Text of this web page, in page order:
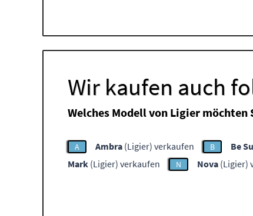
Wir kaufen auch
Welches Modell von Ligier möchten
A Ambra (Ligier) verkaufen B Be
Mark (Ligier) verkaufen N Nova (Ligier)